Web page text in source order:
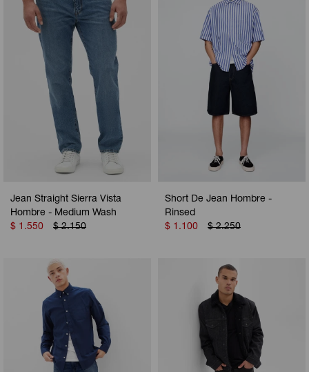
Jean Straight Sierra Vista
Hombre - Medium Wash
$ 1.550 $ 2.150
Short De Jean Hombre -
Rinsed
$ 1.100 $ 2.250